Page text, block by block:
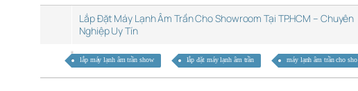
Lắp Đặt Máy Lạnh Âm Trần Cho Showroom Tại TP.HCM – Chuyên
Nghiệp Uy Tín
lắp máy lạnh âm trần show lắp đặt máy lạnh âm trần máy lạnh âm trần cho sho